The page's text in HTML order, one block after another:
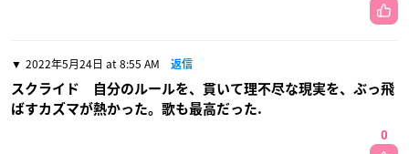
2022年5月24日 at 8:55 AM 返信
スクライド 自分のルールを、貫いて理不尽な現実を、ぶっ飛
ばすカズマが熱かった。歌も最高だった.
0